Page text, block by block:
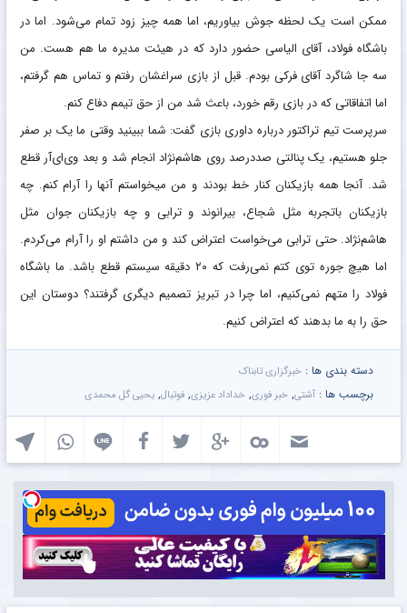
ممکن است یک لحظه جوش بیاوریم، اما همه چیز زود تمام می‌شود. اما در
باشگاه فولاد، آقای الیاسی حضور دارد که در هیئت مدیره ما هم هست. من
سه جا شاگرد آقای فرکی بودم. قبل از بازی سراغشان رفتم و تماس هم گرفتم،
اما اتفاقاتی که در بازی رقم خورد، باعث شد من از حق تیمم دفاع کنم.
سرپرست تیم تراکتور درباره داوری بازی گفت: شما ببینید وقتی ما یک بر صفر
جلو هستیم، یک پنالتی صددرصد روی هاشم‌نژاد انجام شد و بعد وی‌ای‌آر قطع
شد. آنجا همه بازیکنان کنار خط بودند و من میخواستم آنها را آرام کنم. چه
بازیکنان باتجربه مثل شجاع، بیرانوند و ترابی و چه بازیکنان جوان مثل
هاشم‌نژاد. حتی ترابی می‌خواست اعتراض کند و من داشتم او را آرام می‌کردم.
اما هیچ جوره توی کتم نمی‌رفت که ۲۰ دقیقه سیستم قطع باشد. ما باشگاه
فولاد را متهم نمی‌کنیم، اما چرا در تبریز تصمیم دیگری گرفتند؟ دوستان این
حق را به ما بدهند که اعتراض کنیم.
دسته بندی ها : خبرگزاری تابناک
برچسب ها : آشتی, خبر فوری, خداداد عزیزی, فوتبال, یحیی گل محمدی